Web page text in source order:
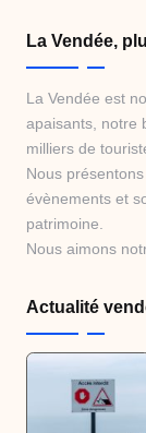
La Vendée,
La Vendée est
apaisants, notre
milliers de
Nous
évènements et
patrimoine.
Nous aimons
Actualité